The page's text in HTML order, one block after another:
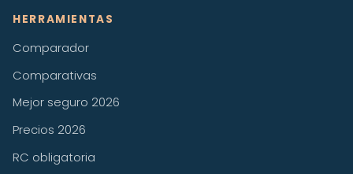
HERRAMIENTAS
Comparador
Comparativas
Mejor seguro 2026
Precios 2026
RC obligatoria